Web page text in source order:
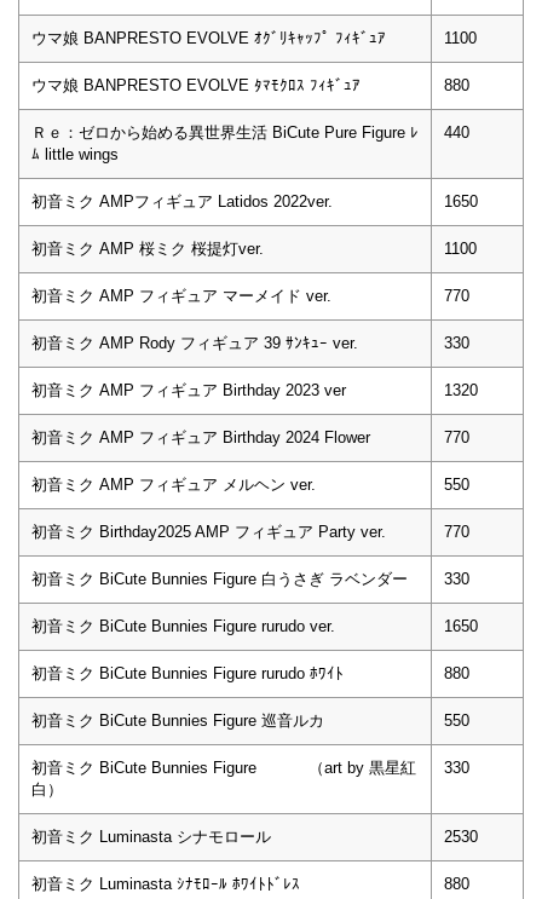
ウマ娘 BANPRESTO EVOLVE ｵｸﾞﾘｷｬｯﾌﾟ ﾌｨｷﾞｭｱ 1100
ウマ娘 BANPRESTO EVOLVE ﾀﾏﾓｸﾛｽ ﾌｨｷﾞｭｱ 880
Ｒｅ：ゼロから始める異世界生活 BiCute Pure Figure ﾚ
ﾑ little wings
440
初音ミク AMPフィギュア Latidos 2022ver. 1650
初音ミク AMP 桜ミク 桜提灯ver. 1100
初音ミク AMP フィギュア マーメイド ver. 770
初音ミク AMP Rody フィギュア 39 ｻﾝｷｭｰ ver. 330
初音ミク AMP フィギュア Birthday 2023 ver 1320
初音ミク AMP フィギュア Birthday 2024 Flower 770
初音ミク AMP フィギュア メルヘン ver. 550
初音ミク Birthday2025 AMP フィギュア Party ver. 770
初音ミク BiCute Bunnies Figure 白うさぎ ラベンダー 330
初音ミク BiCute Bunnies Figure rurudo ver. 1650
初音ミク BiCute Bunnies Figure rurudo ﾎﾜｲﾄ 880
初音ミク BiCute Bunnies Figure 巡音ルカ 550
初音ミク BiCute Bunnies Figure （art by 黒星紅
白）
330
初音ミク Luminasta シナモロール 2530
初音ミク Luminasta ｼﾅﾓﾛｰﾙ ﾎﾜｲﾄﾄﾞﾚｽ 880